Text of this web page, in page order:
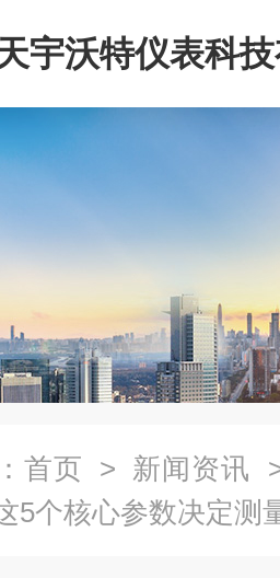
宇沃特仪表科
首页 > 新闻资讯
5个核心参数决定测